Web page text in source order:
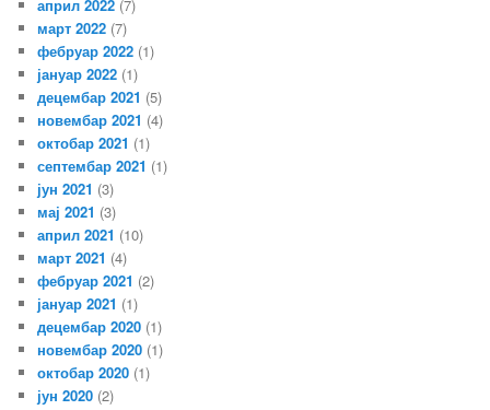
април 2022 (7)
март 2022 (7)
фебруар 2022 (1)
јануар 2022 (1)
децембар 2021 (5)
новембар 2021 (4)
октобар 2021 (1)
септембар 2021 (1)
јун 2021 (3)
мај 2021 (3)
април 2021 (10)
март 2021 (4)
фебруар 2021 (2)
јануар 2021 (1)
децембар 2020 (1)
новембар 2020 (1)
октобар 2020 (1)
јун 2020 (2)